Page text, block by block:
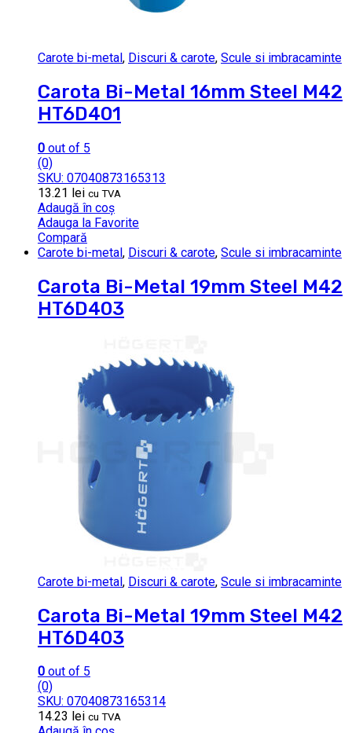
Carote bi-metal, Discuri & carote, Scule si imbracaminte
Carota Bi-Metal 16mm Steel M42
HT6D401
0 out of 5
(0)
SKU: 07040873165313
13.21 lei cu TVA
Adaugă în coș
Adauga la Favorite
Compară
Carote bi-metal, Discuri & carote, Scule si imbracaminte
Carota Bi-Metal 19mm Steel M42
HT6D403
Carote bi-metal, Discuri & carote, Scule si imbracaminte
Carota Bi-Metal 19mm Steel M42
HT6D403
0 out of 5
(0)
SKU: 07040873165314
14.23 lei cu TVA